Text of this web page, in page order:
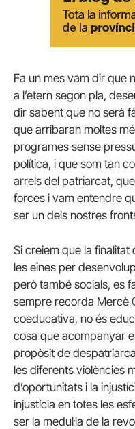
Fa un mes vam dir que
a l’etern segon pla,
dir sabent que no serà
que arribaran moltes
programes sense
política, i que som tan
arrels del patriarcat,
forces i vam entendre
ser un dels nostres
Si creiem que la finalitat
les eines per
però també socials, es
sempre recorda Mercè
coeducativa, no és
cosa que acompanyar
propòsit de
les diferents violències
d’oportunitats i la
injustícia en totes les
ser la medul·la de la